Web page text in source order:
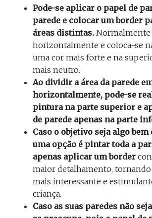
Pode-se aplicar o papel de
parede e colocar um border
áreas distintas.
horizontalmente e coloca-se
uma cor mais forte e na
mais neutro.
Ao dividir a área da parede
horizontalmente, pode-se
pintura na parte superior e
de parede apenas na parte
Caso o objetivo seja algo
uma opção é pintar toda a
apenas aplicar um border
maior detalhamento,
mais interessante e
criança.
Caso as suas paredes não